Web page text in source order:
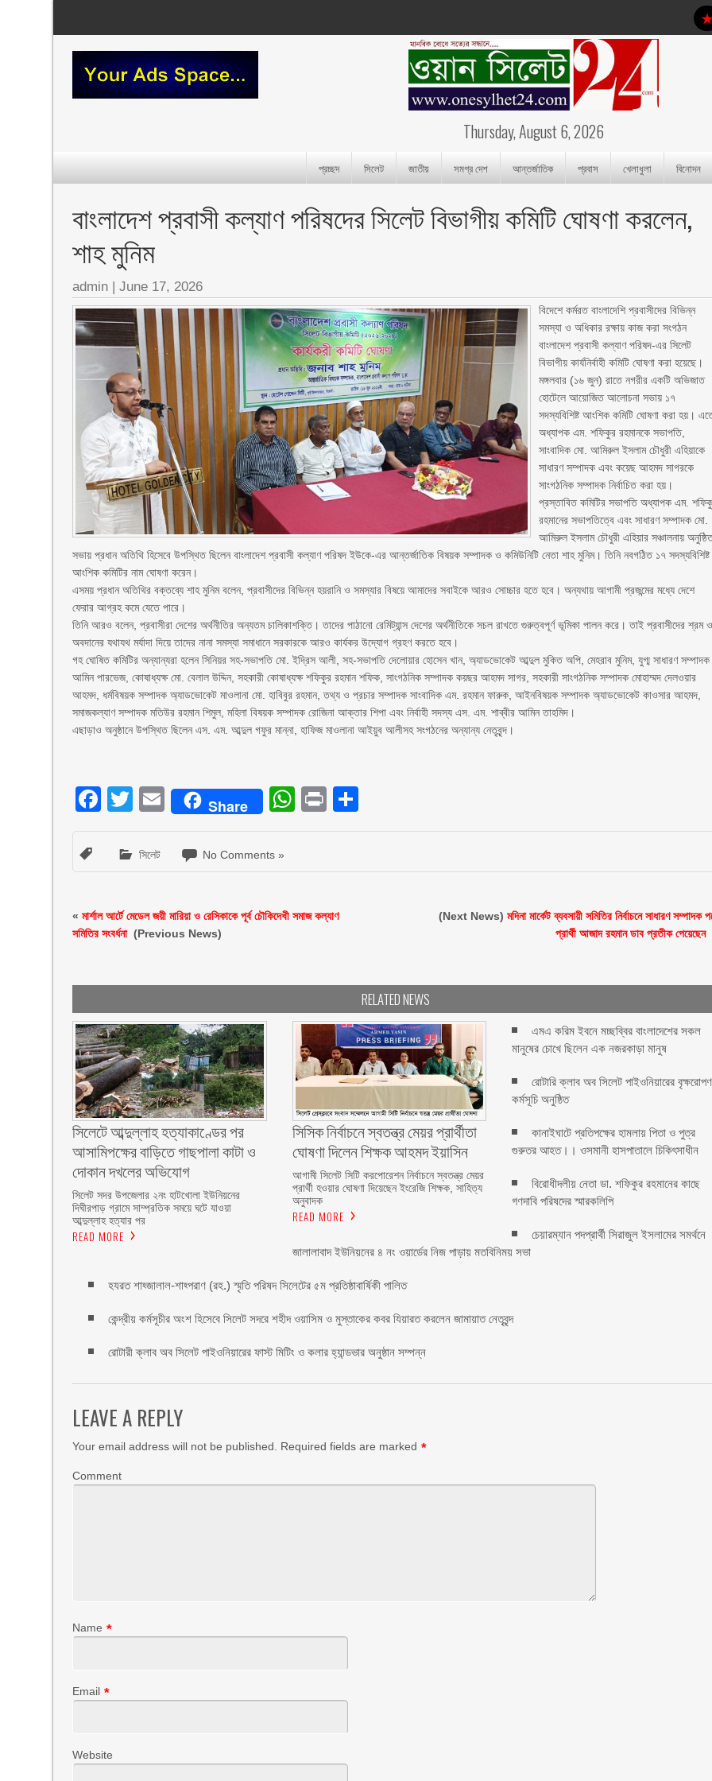
Thursday, August 6, 2026
প্রচ্ছদ সিলেট জাতীয় সমগ্র দেশ আন্তর্জাতিক প্রবাস খেলাধুলা বিনোদন
‎বাংলাদেশ প্রবাসী কল্যাণ পরিষদের সিলেট বিভাগীয় কমিটি ঘোষণা করলেন,
শাহ মুনিম
admin |June 17, 2026
‎বিদেশে কর্মরত বাংলাদেশি প্রবাসীদের বিভিন্ন
সমস্যা ও অধিকার রক্ষায় কাজ করা সংগঠন
বাংলাদেশ প্রবাসী কল্যাণ পরিষদ-এর সিলেট
বিভাগীয় কার্যনির্বাহী কমিটি ঘোষণা করা হয়েছে।
‎মঙ্গলবার (১৬ জুন) রাতে নগরীর একটি অভিজাত
হোটেলে আয়োজিত আলোচনা সভায় ১৭
সদস্যবিশিষ্ট আংশিক কমিটি ঘোষণা করা হয়।
অধ্যাপক এম. শফিকুর রহমানকে সভাপতি,
সাংবাদিক মো. আমিরুল ইসলাম চৌধুরী এহিয়াকে
সাধারণ সম্পাদক এবং কয়েছ আহমদ সাগরকে
সাংগঠনিক সম্পাদক নির্বাচিত করা হয়।
‎প্রস্তাবিত কমিটির সভাপতি অধ্যাপক এম.
রহমানের সভাপতিত্বে এবং সাধারণ সম্পাদক মো.
আমিরুল ইসলাম চৌধুরী এহিয়ার সঞ্চালনায়
সভায় প্রধান অতিথি হিসেবে উপস্থিত ছিলেন বাংলাদেশ প্রবাসী কল্যাণ পরিষদ ইউকে-এর আন্তর্জাতিক বিষয়ক সম্পাদক ও কমিউনিটি নেতা শাহ মুনিম। তিনি নবগঠিত ১৭ সদস্যবিশিষ্ট
আংশিক কমিটির নাম ঘোষণা করেন।
‎এসময় প্রধান অতিথির বক্তব্যে শাহ মুনিম বলেন, প্রবাসীদের বিভিন্ন হয়রানি ও সমস্যার বিষয়ে আমাদের সবাইকে আরও সোচ্চার হতে হবে। অন্যথায় আগামী প্রজন্মের মধ্যে দেশে
ফেরার আগ্রহ কমে যেতে পারে।
‎তিনি আরও বলেন, প্রবাসীরা দেশের অর্থনীতির অন্যতম চালিকাশক্তি। তাদের পাঠানো রেমিট্যান্স দেশের অর্থনীতিকে সচল রাখতে গুরুত্বপূর্ণ ভূমিকা পালন করে। তাই প্রবাসীদের শ্রম
অবদানের যথাযথ মর্যাদা দিয়ে তাদের নানা সমস্যা সমাধানে সরকারকে আরও কার্যকর উদ্যোগ গ্রহণ করতে হবে।
‎গহ ঘোষিত কমিটির অন্যান্যরা হলেন সিনিয়র সহ-সভাপতি মো. ইদ্রিস আলী, সহ-সভাপতি দেলোয়ার হোসেন খান, অ্যাডভোকেট আব্দুল মুকিত অপি, মেহরাব মুনিম, যুগ্ম সাধারণ সম্পাদক
আমিন পারভেজ, কোষাধ্যক্ষ মো. বেলাল উদ্দিন, সহকারী কোষাধ্যক্ষ শফিকুর রহমান শফিক, সাংগঠনিক সম্পাদক কয়ছর আহমদ সাগর, সহকারী সাংগঠনিক সম্পাদক মোহাম্মদ দেলওয়ার
আহমদ, ধর্মবিষয়ক সম্পাদক অ্যাডভোকেট মাওলানা মো. হাবিবুর রহমান, তথ্য ও প্রচার সম্পাদক সাংবাদিক এম. রহমান ফারুক, আইনবিষয়ক সম্পাদক অ্যাডভোকেট কাওসার আহমদ,
সমাজকল্যাণ সম্পাদক মতিউর রহমান শিমুল, মহিলা বিষয়ক সম্পাদক রোজিনা আক্তার শিপা এবং নির্বাহী সদস্য এস. এম. শাব্বীর আমিন তাহমিদ।
‎এছাড়াও অনুষ্ঠানে উপস্থিত ছিলেন এস. এম. আব্দুল গফুর মান্না, হাফিজ মাওলানা আইয়ুব আলীসহ সংগঠনের অন্যান্য নেতৃবৃন্দ।
Facebook
Twitter
EmailShare WhatsApp
Print
সিলেট No Comments »
«মার্শাল আর্টে মেডেল জয়ী মারিয়া ও রেসিকাকে পূর্ব চৌকিদেখী সমাজ কল্যাণ
সমিতির সংবর্ধনা ‎ (Previous News)
(Next News)মদিনা মার্কেট ব্যবসায়ী সমিতির নির্বাচনে সাধারণ সম্পাদক
প্রার্থী আজাদ রহমান ডাব প্রতীক পেয়েছেন ‎
RELATED NEWS
সিলেটে আব্দুল্লাহ হত্যাকাণ্ডের পর
আসামিপক্ষের বাড়িতে গাছপালা কাটা ও
দোকান দখলের অভিযোগ
সিলেট সদর উপজেলার ২নং হাটখোলা ইউনিয়নের
দিঘীরপাড় গ্রামে সাম্প্রতিক সময়ে ঘটে যাওয়া
আব্দুল্লাহ হত্যার পর
READ MORE
সিসিক নির্বাচনে স্বতন্ত্র মেয়র প্রার্থীতা
ঘোষণা দিলেন শিক্ষক আহমদ ইয়াসিন
আগামী সিলেট সিটি করপোরেশন নির্বাচনে স্বতন্ত্র মেয়র
প্রার্থী হওয়ার ঘোষণা দিয়েছেন ইংরেজি শিক্ষক, সাহিত্য
অনুবাদক
READ MORE
এমএ করিম ইবনে মচ্ছব্বির বাংলাদেশের সকল
মানুষের চোখে ছিলেন এক নজরকাড়া মানুষ ‎
রোটারি ক্লাব অব সিলেট পাইওনিয়ারের বৃক্ষরোপণ
কর্মসূচি অনুষ্ঠিত
কানাইঘাটে প্রতিপক্ষের হামলায় পিতা ও পুত্র
গুরুতর আহত।। ওসমানী হাসপাতালে চিকিৎসাধীন
বিরোধীদলীয় নেতা ডা. শফিকুর রহমানের কাছে
গণদাবি পরিষদের স্মারকলিপি ‎
চেয়ারম্যান পদপ্রার্থী সিরাজুল ইসলামের সমর্থনে
জালালাবাদ ইউনিয়নের ৪ নং ওয়ার্ডের নিজ পাড়ায় মতবিনিময় সভা
হযরত শাহ্জালাল-শাহ্পরাণ (রহ.) স্মৃতি পরিষদ সিলেটের ৫ম প্রতিষ্ঠাবার্ষিকী পালিত ‎​
কেন্দ্রীয় কর্মসূচীর অংশ হিসেবে সিলেট সদরে শহীদ ওয়াসিম ও মুস্তাকের কবর যিয়ারত করলেন জামায়াত নেতৃবৃন্দ ‎
রোটারী ক্লাব অব সিলেট পাইওনিয়ারের ফাস্ট মিটিং ও কলার হ্যান্ডভার অনুষ্ঠান সম্পন্ন
LEAVE A REPLY
Your email address will not be published. Required fields are marked *
Comment
Name *
Email *
Website